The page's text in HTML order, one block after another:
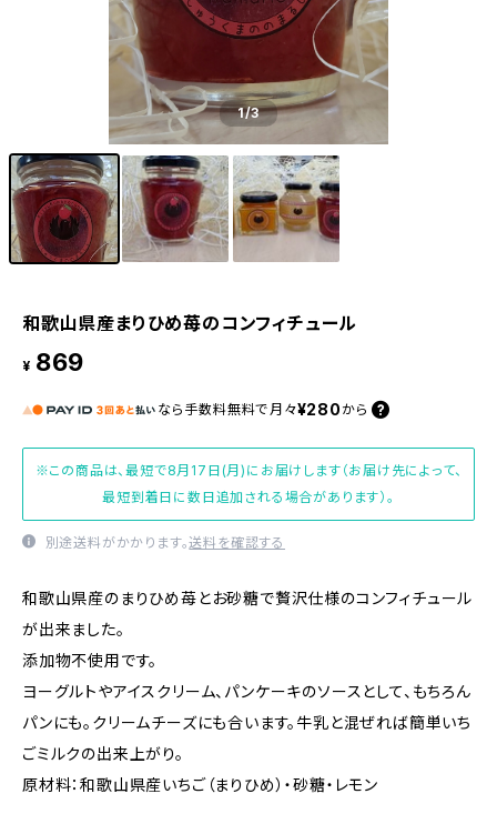
1/3
和歌山県産まりひめ苺のコンフィチュール
¥ 869
なら 手数料無料で 月々¥280 から
※この商品は、最短で8月17日(月)にお届けします（お届け先によって、
最短到着日に数日追加される場合があります）。
別途送料がかかります。送料を確認する
和歌山県産のまりひめ苺とお砂糖で贅沢仕様のコンフィチュール
が出来ました。
添加物不使用です。
ヨーグルトやアイスクリーム、パンケーキのソースとして、もちろん
パンにも。クリームチーズにも合います。牛乳と混ぜれば簡単いち
ごミルクの出来上がり。
原材料：和歌山県産いちご（まりひめ）・砂糖・レモン